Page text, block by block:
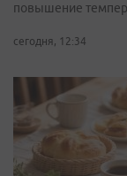
повышение
сегодня, 12:34